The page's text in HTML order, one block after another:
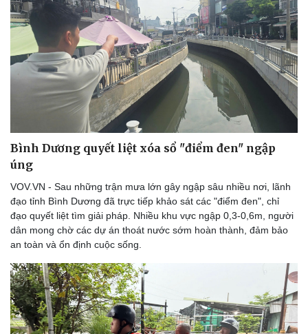
Bình Dương quyết liệt xóa sổ "điểm đen" ngập
úng
VOV.VN - Sau những trận mưa lớn gây ngập sâu nhiều nơi, lãnh
đạo tỉnh Bình Dương đã trực tiếp khảo sát các "điểm đen", chỉ
đạo quyết liệt tìm giải pháp. Nhiều khu vực ngập 0,3-0,6m, người
dân mong chờ các dự án thoát nước sớm hoàn thành, đảm bảo
an toàn và ổn định cuộc sống.